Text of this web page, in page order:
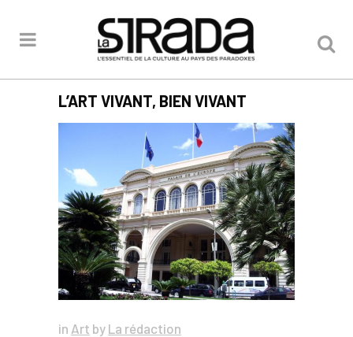
L’ART VIVANT, BIEN VIVANT
in Art by La rédaction